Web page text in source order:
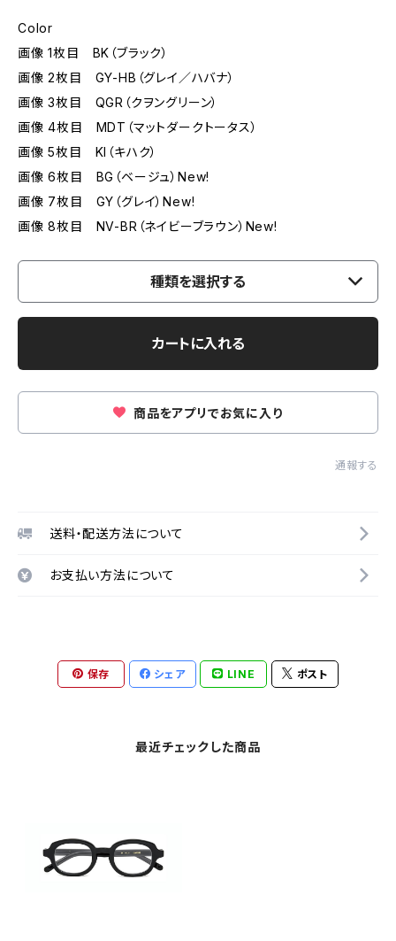
Color
画像 1枚目 BK（ブラック）
画像 2枚目 GY-HB（グレイ／ハバナ）
画像 3枚目 QGR（クヲングリーン）
画像 4枚目 MDT（マットダークトータス）
画像 5枚目 KI（キハク）
画像 6枚目 BG（ベージュ）New!
画像 7枚目 GY（グレイ）New!
画像 8枚目 NV-BR（ネイビーブラウン）New!
種類を選択する
カートに入れる
商品をアプリでお気に入り
通報する
送料・配送方法について
お支払い方法について
保存 シェア LINE ポスト
最近チェックした商品